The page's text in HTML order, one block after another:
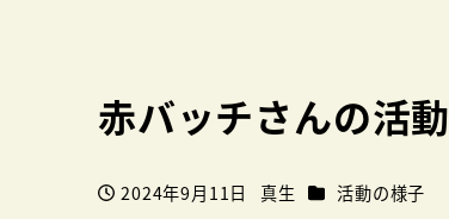
赤バッチさんの活動
投稿日
2024年9月11日
著
真生 カテゴリー
活動の様子